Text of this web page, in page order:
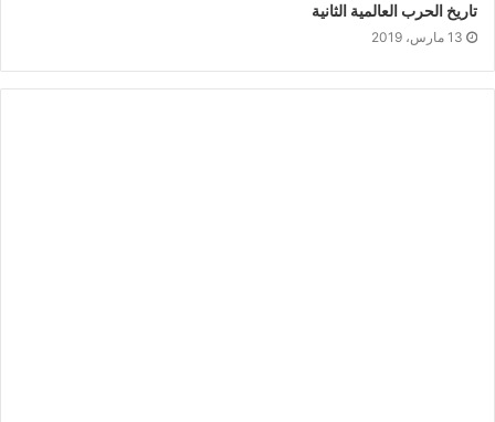
تاريخ الحرب العالمية الثانية
13 مارس، 2019